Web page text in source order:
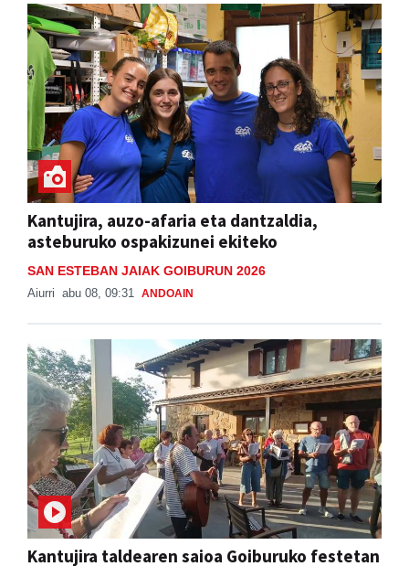
Kantujira, auzo-afaria eta dantzaldia,
asteburuko ospakizunei ekiteko
SAN ESTEBAN JAIAK GOIBURUN 2026
Aiurri abu 08, 09:31 ANDOAIN
Kantujira taldearen saioa Goiburuko festetan